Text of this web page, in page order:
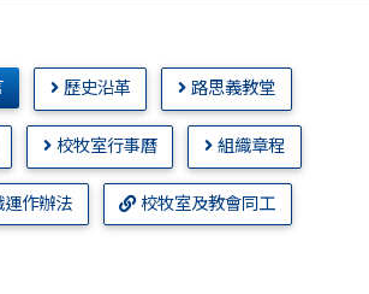
歷史沿革 路思義教堂
校牧室行事曆 組織章程
作辦法 校牧室及教會同工